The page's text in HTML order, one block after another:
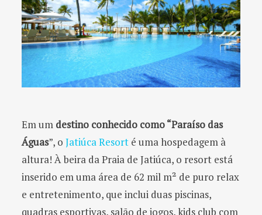
Em um destino conhecido como “Paraíso das
Águas”, o Jatiúca Resort é uma hospedagem à
altura! À beira da Praia de Jatiúca, o resort está
inserido em uma área de 62 mil m² de puro relax
e entretenimento, que inclui duas piscinas,
quadras esportivas, salão de jogos, kids club com